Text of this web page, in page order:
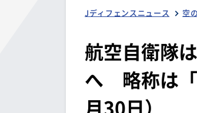
Jディフェンスニュース 空
航空自衛隊
へ 略称は「
月30日）